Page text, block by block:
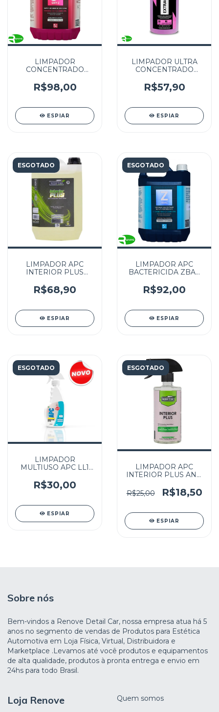
LIMPADOR
CONCENTRADO
PERÓXIDO DE
HIDROGÊNIO
R$98,00
ESPIAR
LIMPADOR ULTRA
CONCENTRADO
3L
R$57,90
ESPIAR
ESGOTADO
LIMPADOR APC
INTERIOR PLUS
R$68,90
ESPIAR
ESGOTADO
LIMPADOR APC
BACTERICIDA ZBAC
R$92,00
ESPIAR
ESGOTADO
LIMPADOR
MULTIUSO APC LL1
DETAIL LINCOLN
500ML
R$30,00
ESPIAR
ESGOTADO
LIMPADOR APC
INTERIOR PLUS ANTI
500ML
R$25,00 R$18,50
ESPIAR
Sobre nós
Bem-vindos a Renove Detail Car, nossa empresa atua há 5
anos no segmento de vendas de Produtos para Estética
Automotiva em Loja Física, Virtual, Distribuidora e
Marketplace .Levamos até você produtos e equipamentos
de alta qualidade, produtos à pronta entrega e envio em
24hs para todo Brasil.
Loja Renove Quem somos